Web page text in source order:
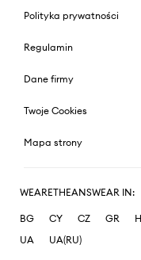
Polityka prywatności
Regulamin
Dane firmy
Twoje Cookies
Mapa strony
WEARETHEANSWEAR IN:
BG CY CZ GR
UA
UA(RU)